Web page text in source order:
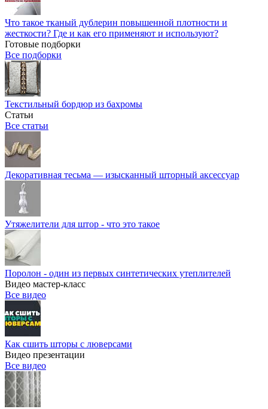
Что такое тканый дублерин повышенной плотности и
жесткости? Где и как его применяют и используют?
Готовые подборки
Все подборки
Текстильный бордюр из бахромы
Статьи
Все статьи
Декоративная тесьма — изысканный шторный аксессуар
Утяжелители для штор - что это такое
Поролон - один из первых синтетических утеплителей
Видео мастер-класс
Все видео
Как сшить шторы с люверсами
Видео презентации
Все видео